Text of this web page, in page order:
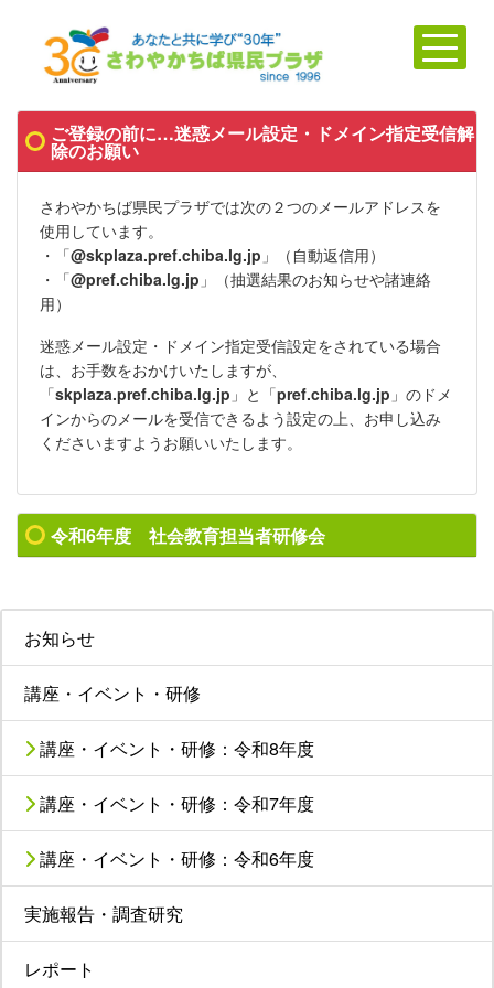
お知らせ
講座・イベント・研修
講座・イベント・研修：令和8年度
講座・イベント・研修：令和7年度
講座・イベント・研修：令和6年度
実施報告・調査研究
レポート
ご登録の前に…迷惑メール設定・ドメイン指定受信解
除のお願い
さわやかちば県民プラザでは次の２つのメールアドレスを
使用しています。
・「@skplaza.pref.chiba.lg.jp 」（ 自動返信用）
・「@pref.chiba.lg.jp 」（抽選結果のお知らせや諸連絡
用）
迷惑メール設定・ドメイン指定受信設定をされている場合
は、お手数をおかけいたしますが、
「skplaza.pref.chiba.lg.jp 」と「pref.chiba.lg.jp 」のドメ
インからのメールを受信できるよう設定の上、お申し込み
くださいますようお願いいたします。
令和6年度 社会教育担当者研修会